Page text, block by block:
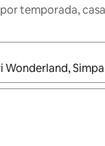
temporada,
estiverem